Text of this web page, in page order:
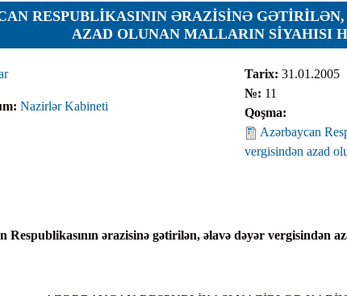
Planlar
Protokollar
RESPUBLIKASININ ƏRAZISINƏ
AZAD OLUNAN MALLARIN SIYAHISI
Nazirlər Kabineti
Tarix: 31.01.2005
№: 11
Qoşma:
Azərbaycan
vergisindən azad
Respublikasının ərazisinə gətirilən, əlavə dəyər vergisindən